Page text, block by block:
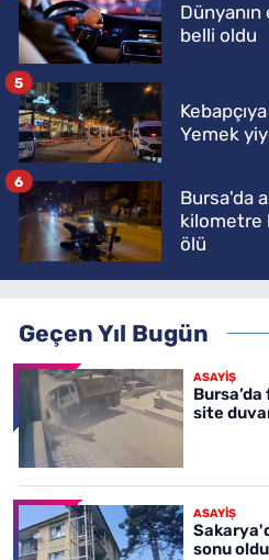
belli oldu
Yemek
5
Bursa'da
kilometre
ölü
6
Geçen Yıl Bugün
ASAYİŞ
site
ASAYİŞ
sonu